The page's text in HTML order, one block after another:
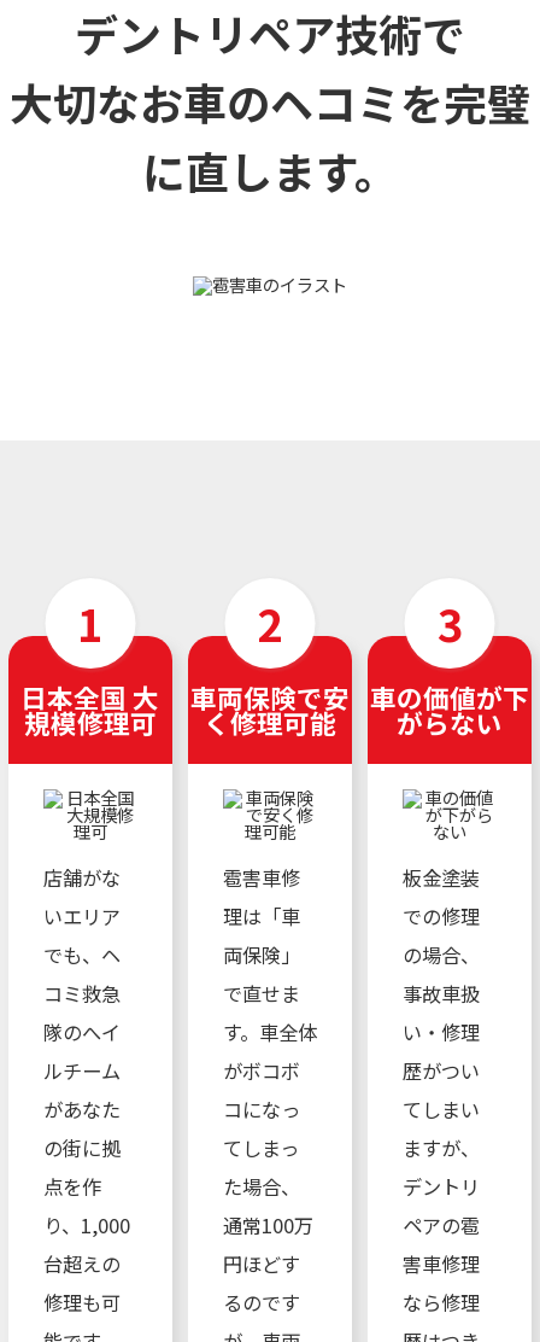
デントリペア技術で
大切なお車のヘコミを完璧
に直します。
日本全国 大
規模修理可
店舗がな
いエリア
でも、ヘ
コミ救急
隊のへイ
ルチーム
があなた
の街に拠
点を作
り、1,000
台超えの
修理も可
車両保険で安
く修理可能
雹害車修
理は「車
両保険」
で直せま
す。車全体
がボコボ
コになっ
てしまっ
た場合、
通常100万
円ほどす
るのです
車の価値が下
がらない
板金塗装
での修理
の場合、
事故車扱
い・修理
歴がつい
てしまい
ますが、
デントリ
ペアの雹
害車修理
なら修理